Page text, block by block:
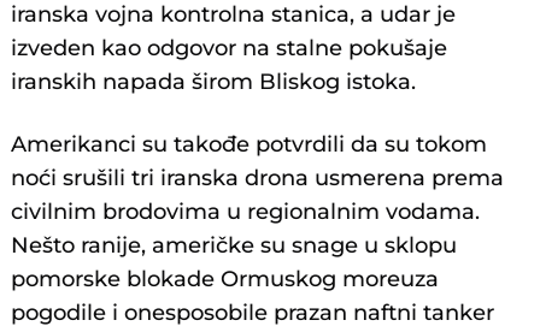
iranska vojna kontrolna stanica, a udar je
izveden kao odgovor na stalne pokušaje
iranskih napada širom Bliskog istoka.
Amerikanci su takođe potvrdili da su tokom
noći srušili tri iranska drona usmerena prema
civilnim brodovima u regionalnim vodama.
Nešto ranije, američke su snage u sklopu
pomorske blokade Ormuskog moreuza
pogodile i onesposobile prazan naftni tanker